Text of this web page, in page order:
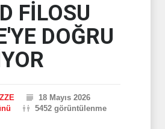
FİLOSU
DOĞRU
18 Mayıs 2026
5452 görüntülenme